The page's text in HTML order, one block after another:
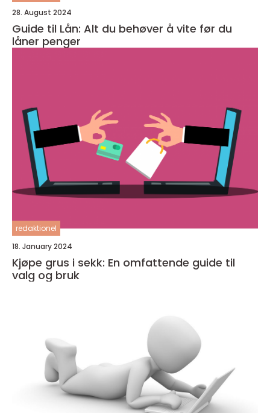
28. August 2024
Guide til Lån: Alt du behøver å vite før du
låner penger
redaktionel
18. January 2024
Kjøpe grus i sekk: En omfattende guide til
valg og bruk